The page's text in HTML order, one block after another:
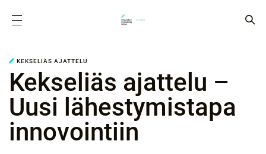
KEKSELIÄS AJATTELU
Kekseliäs ajattelu –
Uusi lähestymistapa
innovointiin